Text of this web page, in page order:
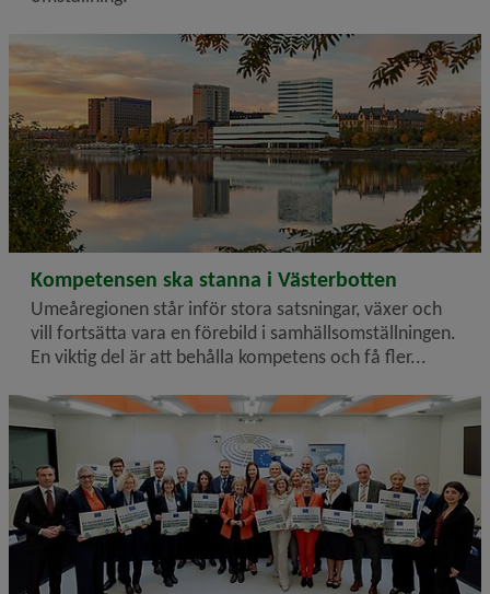
2024-10-23
Kompetensen ska stanna i Västerbotten
Umeåregionen står inför stora satsningar, växer och
vill fortsätta vara en förebild i samhällsomställningen.
En viktig del är att behålla kompetens och få fler...